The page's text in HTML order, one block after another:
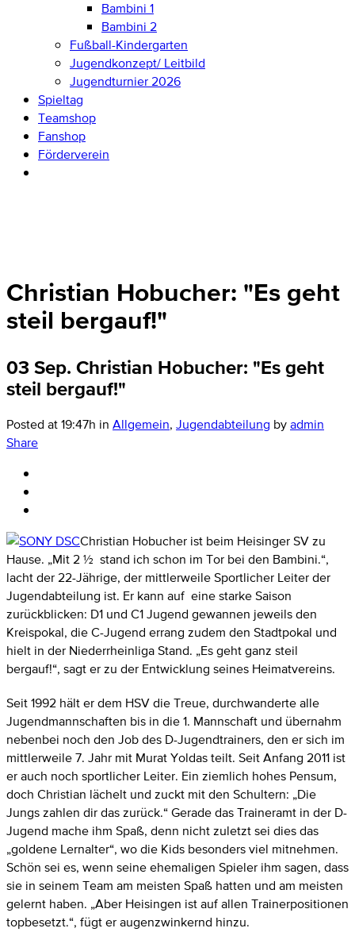
Bambini 1
Bambini 2
Fußball-Kindergarten
Jugendkonzept/ Leitbild
Jugendturnier 2026
Spieltag
Teamshop
Fanshop
Förderverein
Christian Hobucher: "Es geht
steil bergauf!"
03 Sep. Christian Hobucher: "Es geht
steil bergauf!"
Posted at 19:47h in Allgemein, Jugendabteilung byadmin
Share
Christian Hobucher ist beim Heisinger SV zu
Hause. „Mit 2 ½ stand ich schon im Tor bei den Bambini.“,
lacht der 22-Jährige, der mittlerweile Sportlicher Leiter der
Jugendabteilung ist. Er kann auf eine starke Saison
zurückblicken: D1 und C1 Jugend gewannen jeweils den
Kreispokal, die C-Jugend errang zudem den Stadtpokal und
hielt in der Niederrheinliga Stand. „Es geht ganz steil
bergauf!“, sagt er zu der Entwicklung seines Heimatvereins.
Seit 1992 hält er dem HSV die Treue, durchwanderte alle
Jugendmannschaften bis in die 1. Mannschaft und übernahm
nebenbei noch den Job des D-Jugendtrainers, den er sich im
mittlerweile 7. Jahr mit Murat Yoldas teilt. Seit Anfang 2011 ist
er auch noch sportlicher Leiter. Ein ziemlich hohes Pensum,
doch Christian lächelt und zuckt mit den Schultern: „Die
Jungs zahlen dir das zurück.“ Gerade das Traineramt in der D-
Jugend mache ihm Spaß, denn nicht zuletzt sei dies das
„goldene Lernalter“, wo die Kids besonders viel mitnehmen.
Schön sei es, wenn seine ehemaligen Spieler ihm sagen, dass
sie in seinem Team am meisten Spaß hatten und am meisten
gelernt haben. „Aber Heisingen ist auf allen Trainerpositionen
topbesetzt.“, fügt er augenzwinkernd hinzu.